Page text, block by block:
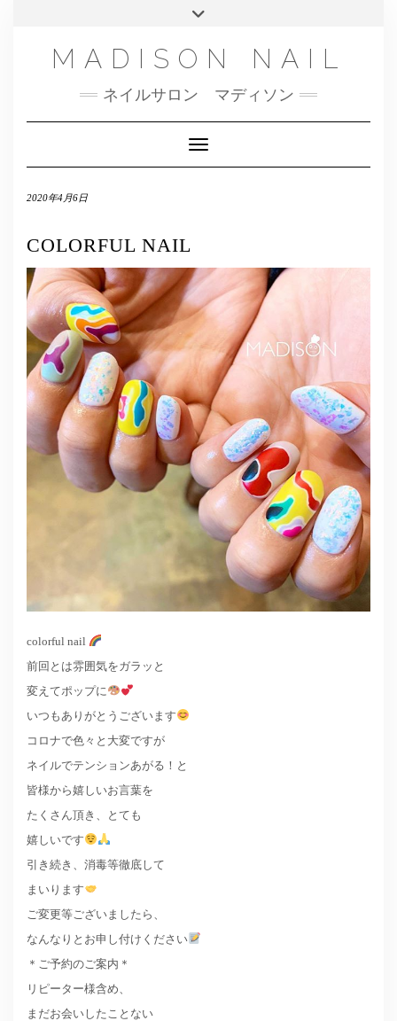
NAILBOOK(ご予約はこちら）
FACEBOOK
メール
MADISON NAIL
ネイルサロン マディソン
Toggle Navigation
2020年4月6日
COLORFUL NAIL
colorful nail
前回とは雰囲気をガラッと
変えてポップに
いつもありがとうございます
コロナで色々と大変ですが
ネイルでテンションあがる！と
皆様から嬉しいお言葉を
たくさん頂き、とても
嬉しいです
引き続き、消毒等徹底して
まいります
ご変更等ございましたら、
なんなりとお申し付けください
＊ご予約のご案内＊
リピーター様含め、
まだお会いしたことない